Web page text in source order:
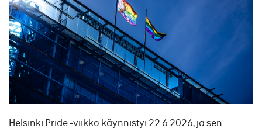
Helsinki Pride -viikko käynnistyi 22.6.2026, ja sen